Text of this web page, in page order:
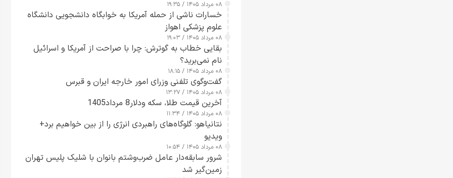
۰۸ مرداد ۱۴۰۵ / ۱۹:۳۵
خسارات ناشی از حمله آمریکا به خوابگاه دانشجویی دانشگاه
علوم پزشکی اهواز
۰۸ مرداد ۱۴۰۵ / ۱۹:۰۳
بقایی خطاب به گوترش: چرا با صراحت از آمریکا و اسرائیل
نام نمی‌برید؟
۰۸ مرداد ۱۴۰۵ / ۱۸:۱۵
گفت‌وگوی تلفنی وزرای امور خارجه ایران و قبرس
۰۸ مرداد ۱۴۰۵ / ۱۳:۲۷
آخرین قیمت طلا، سکه ودلار8 مرداد1405
۰۸ مرداد ۱۴۰۵ / ۱۱:۳۴
نتانیاهو: گلوگاه‌های راهبردی انرژی را از بین خواهیم برد+
ویدیو
۰۸ مرداد ۱۴۰۵ / ۱۰:۵۴
شرور سابقه‌دار عامل ضرب‌وشتم بانوان با شلیک پلیس تهران
زمین‌گیر شد